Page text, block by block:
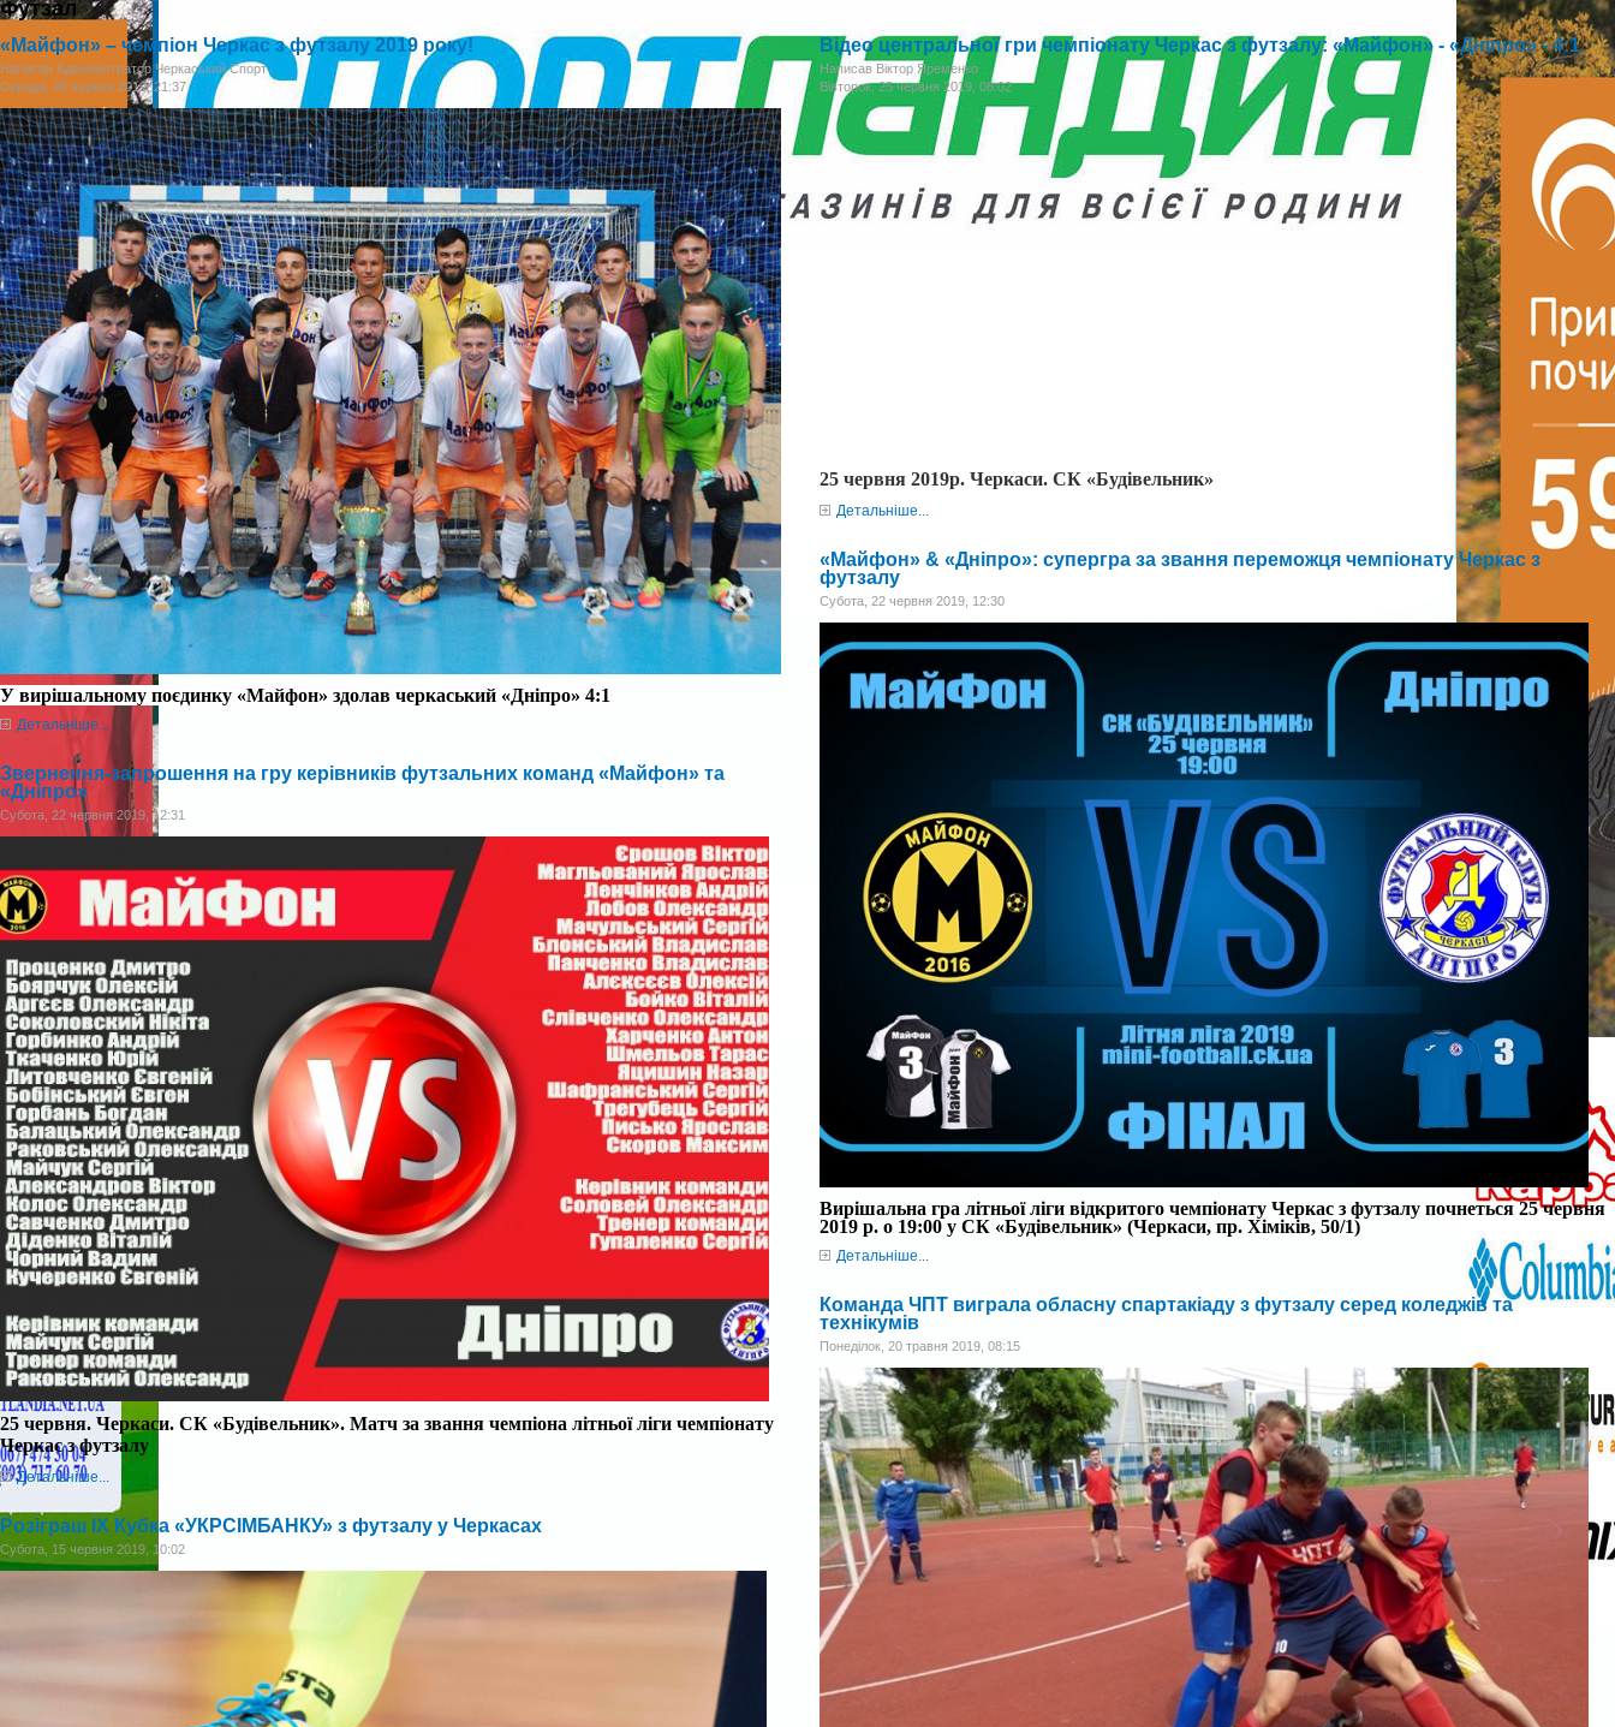
Футзал
«Майфон» – чемпіон Черкас з футзалу 2019 року!
Написав Администратор Черкаський Спорт
Середа, 26 червня 2019, 21:37
У вирішальному поєдинку «Майфон» здолав черкаський «Дніпро» 4:1
Детальніше...
Звернення-запрошення на гру керівників футзальних команд «Майфон» та
«Дніпро»
Субота, 22 червня 2019, 12:31
25 червня. Черкаси. СК «Будівельник». Матч за звання чемпіона літньої ліги чемпіонату
Черкас з футзалу
Детальніше...
Розіграш IХ Кубка «УКРСІМБАНКУ» з футзалу у Черкасах
Субота, 15 червня 2019, 10:02
Відео центральної гри чемпіонату Черкас з футзалу: «Майфон» - «Дніпро» - 4:1
Написав Віктор Яременко
Вівторок, 25 червня 2019, 08:02
25 червня 2019р. Черкаси. СК «Будівельник»
Детальніше...
«Майфон» & «Дніпро»: супергра за звання переможця чемпіонату Черкас з
футзалу
Субота, 22 червня 2019, 12:30
Вирішальна гра літньої ліги відкритого чемпіонату Черкас з футзалу почнеться25 червня
2019 р. о 19:00 у СК «Будівельник» (Черкаси, пр. Хіміків, 50/1)
Детальніше...
Команда ЧПТ виграла обласну спартакіаду з футзалу серед коледжів та
технікумів
Понеділок, 20 травня 2019, 08:15